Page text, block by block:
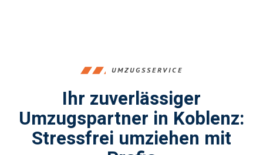
UMZUGSSERVICE
Ihr zuverlässiger
Umzugspartner in Koblenz:
Stressfrei umziehen mit